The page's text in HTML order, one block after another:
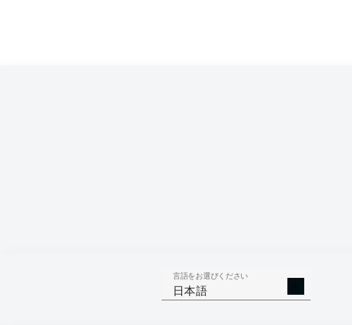
言語をお選びください
日本語